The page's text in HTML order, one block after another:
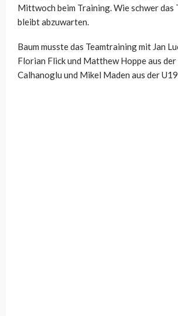
Mittwoch beim Training. Wie schwer
bleibt abzuwarten.
Baum musste das Teamtraining mit Jan
Florian Flick und Matthew Hoppe aus
Calhanoglu und Mikel Maden aus der